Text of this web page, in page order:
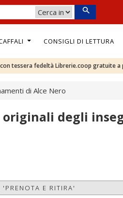
CONSIGLI DI LETTURA
tessera fedeltà Librerie.coop gratuite a
di Alce Nero
degli
E RITIRA'